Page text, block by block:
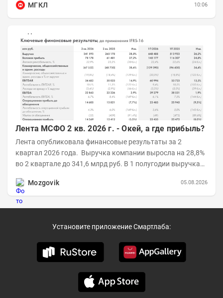
МГКЛ
10:06
Лента МСФО 2 кв. 2026 г. - Окей, а где прибыль?
Лента опубликовала финансовые результаты за 2
квартал 2026 года. Выручка компании выросла на 28,8%
во 2 квартале до 341,6 млрд руб. В 1 полугодии выручка
Mozgovik
05.08.2026
Установите приложение Смартлаба: